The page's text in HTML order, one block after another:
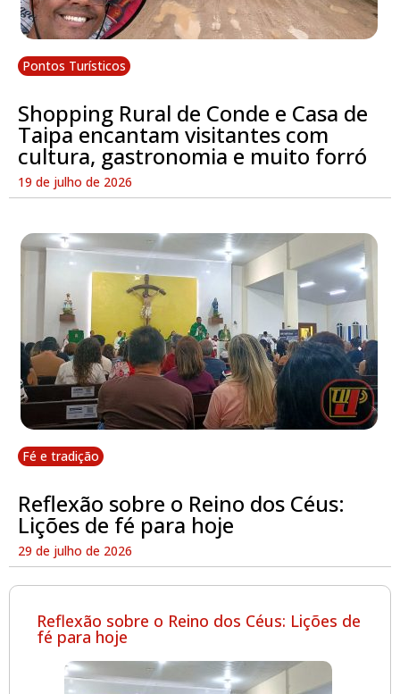
Pontos Turísticos
Shopping Rural de Conde e Casa de
Taipa encantam visitantes com
cultura, gastronomia e muito forró
19 de julho de 2026
Fé e tradição
Reflexão sobre o Reino dos Céus:
Lições de fé para hoje
29 de julho de 2026
Reflexão sobre o Reino dos Céus: Lições de
fé para hoje